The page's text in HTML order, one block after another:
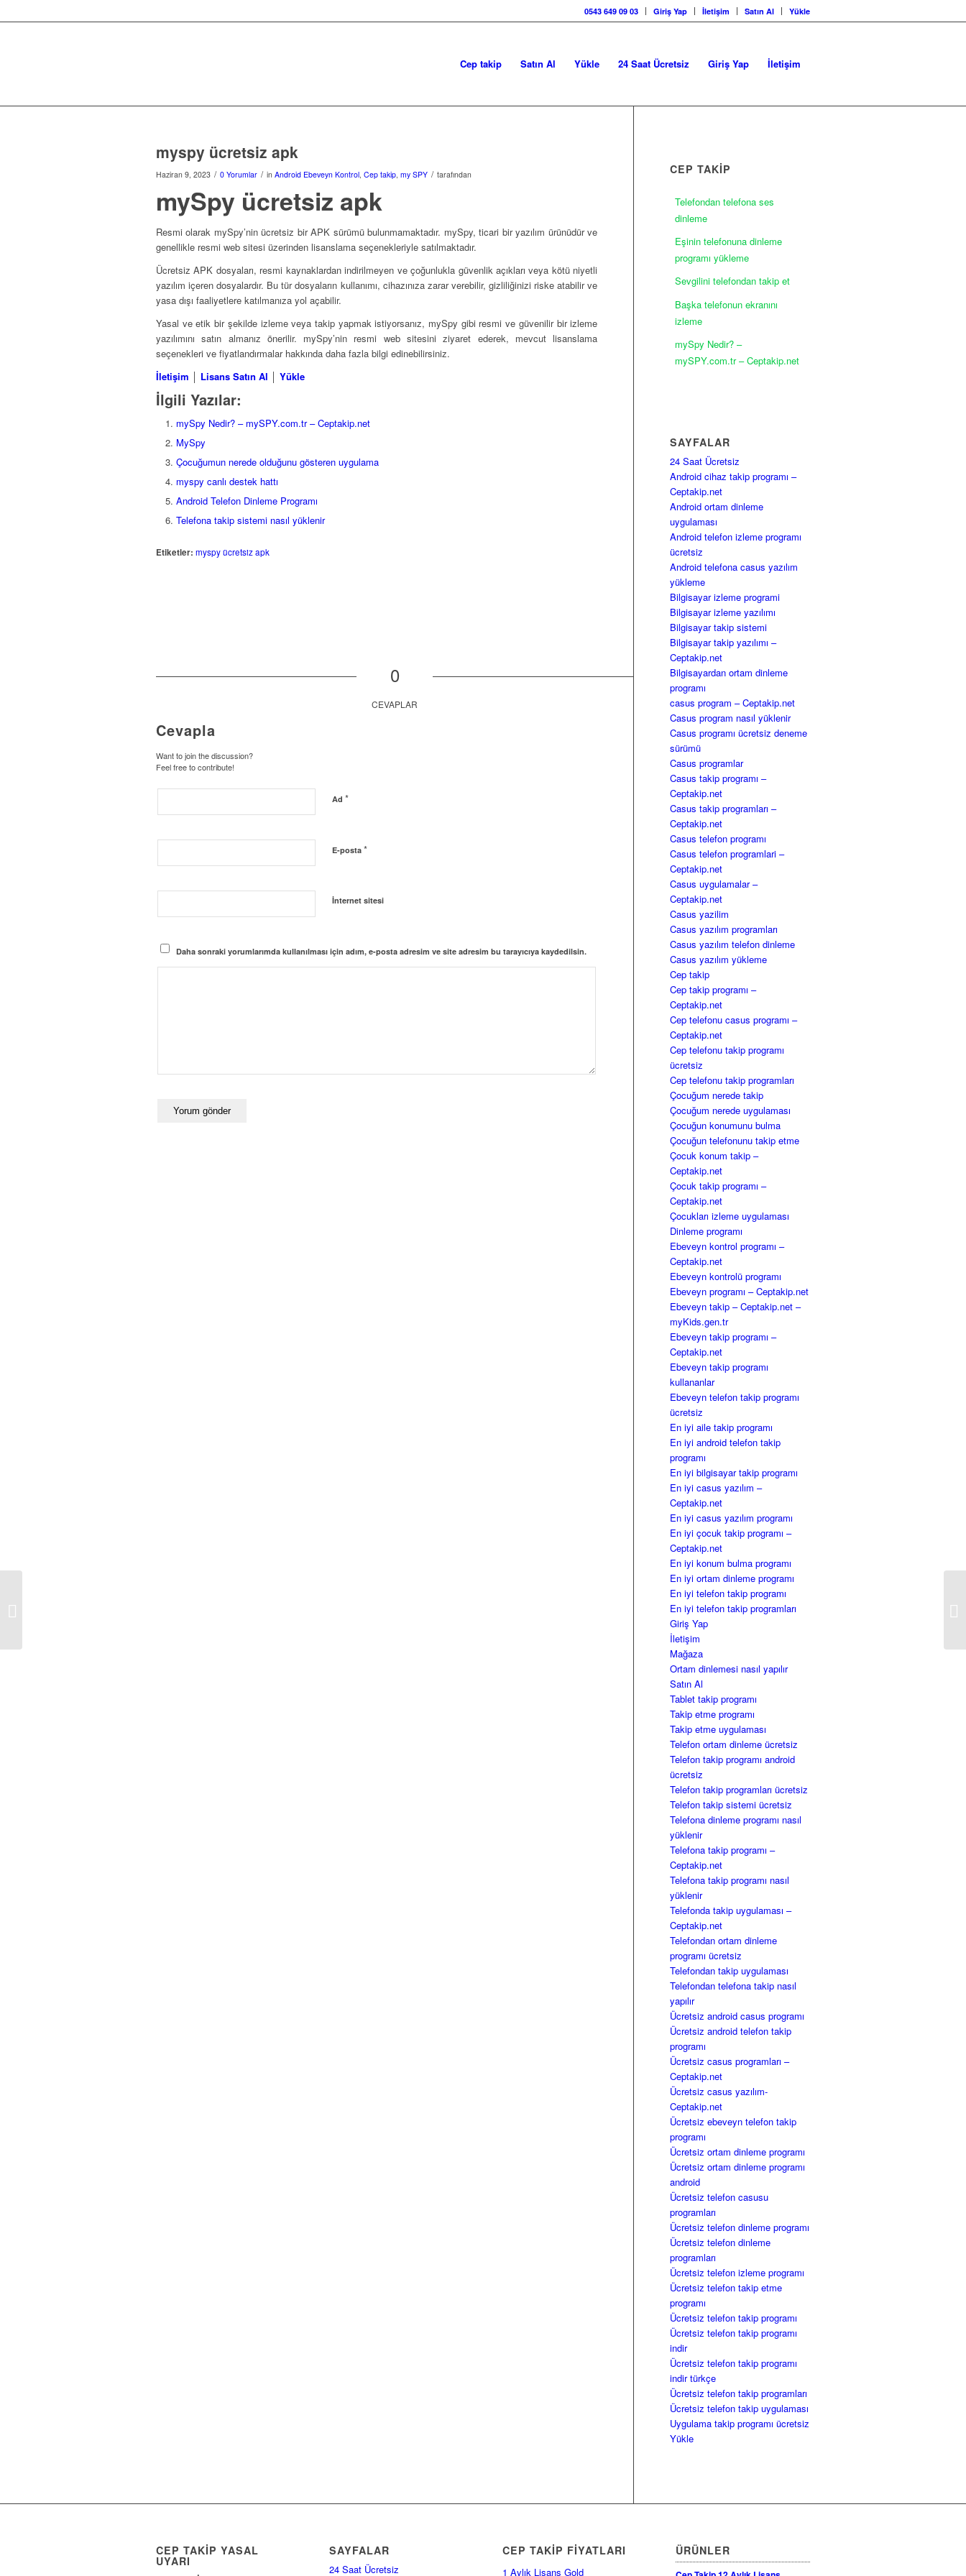
0543 649 09 03 Giriş Yap İletişim Satın Al Yükle
Cep takip Satın Al Yükle 24 Saat Ücretsiz Giriş Yap İletişim
myspy ücretsiz apk
Haziran 9, 2023 / 0 Yorumlar / in Android Ebeveyn Kontrol, Cep takip, my SPY / tarafından
mySpy ücretsiz apk
Resmi olarak mySpy’nin ücretsiz bir APK sürümü bulunmamaktadır. mySpy, ticari bir yazılım ürünüdür ve
genellikle resmi web sitesi üzerinden lisanslama seçenekleriyle satılmaktadır.
Ücretsiz APK dosyaları, resmi kaynaklardan indirilmeyen ve çoğunlukla güvenlik açıkları veya kötü niyetli
yazılım içeren dosyalardır. Bu tür dosyaların kullanımı, cihazınıza zarar verebilir, gizliliğinizi riske atabilir ve
yasa dışı faaliyetlere katılmanıza yol açabilir.
Yasal ve etik bir şekilde izleme veya takip yapmak istiyorsanız, mySpy gibi resmi ve güvenilir bir izleme
yazılımını satın almanız önerilir. mySpy’nin resmi web sitesini ziyaret ederek, mevcut lisanslama
seçenekleri ve fiyatlandırmalar hakkında daha fazla bilgi edinebilirsiniz.
İletişim │ Lisans Satın Al │ Yükle
İlgili Yazılar:
mySpy Nedir? – mySPY.com.tr – Ceptakip.net
MySpy
Çocuğumun nerede olduğunu gösteren uygulama
myspy canlı destek hattı
Android Telefon Dinleme Programı
Telefona takip sistemi nasıl yüklenir
Etiketler: myspy ücretsiz apk
0
CEVAPLAR
Cevapla
Want to join the discussion?
Feel free to contribute!
Ad *
E-posta *
İnternet sitesi
Daha sonraki yorumlarımda kullanılması için adım, e-posta adresim ve site adresim bu tarayıcıya kaydedilsin.
CEP TAKİP
Telefondan telefona ses
dinleme
Eşinin telefonuna dinleme
programı yükleme
Sevgilini telefondan takip et
Başka telefonun ekranını
izleme
mySpy Nedir? –
mySPY.com.tr – Ceptakip.net
SAYFALAR
24 Saat Ücretsiz
Android cihaz takip programı –
Ceptakip.net
Android ortam dinleme
uygulaması
Android telefon izleme programı
ücretsiz
Android telefona casus yazılım
yükleme
Bilgisayar izleme programi
Bilgisayar izleme yazılımı
Bilgisayar takip sistemi
Bilgisayar takip yazılımı –
Ceptakip.net
Bilgisayardan ortam dinleme
programı
casus program – Ceptakip.net
Casus program nasıl yüklenir
Casus programı ücretsiz deneme
sürümü
Casus programlar
Casus takip programı –
Ceptakip.net
Casus takip programları –
Ceptakip.net
Casus telefon programı
Casus telefon programlari –
Ceptakip.net
Casus uygulamalar –
Ceptakip.net
Casus yazilim
Casus yazılım programları
Casus yazılım telefon dinleme
Casus yazılım yükleme
Cep takip
Cep takip programı –
Ceptakip.net
Cep telefonu casus programı –
Ceptakip.net
Cep telefonu takip programı
ücretsiz
Cep telefonu takip programları
Çocuğum nerede takip
Çocuğum nerede uygulaması
Çocuğun konumunu bulma
Çocuğun telefonunu takip etme
Çocuk konum takip –
Ceptakip.net
Çocuk takip programı –
Ceptakip.net
Çocukları izleme uygulaması
Dinleme programı
Ebeveyn kontrol programı –
Ceptakip.net
Ebeveyn kontrolü programı
Ebeveyn programı – Ceptakip.net
Ebeveyn takip – Ceptakip.net –
myKids.gen.tr
Ebeveyn takip programı –
Ceptakip.net
Ebeveyn takip programı
kullananlar
Ebeveyn telefon takip programı
ücretsiz
En iyi aile takip programı
En iyi android telefon takip
programı
En iyi bilgisayar takip programı
En iyi casus yazılım –
Ceptakip.net
En iyi casus yazılım programı
En iyi çocuk takip programı –
Ceptakip.net
En iyi konum bulma programı
En iyi ortam dinleme programı
En iyi telefon takip programı
En iyi telefon takip programları
Giriş Yap
İletişim
Mağaza
Ortam dinlemesi nasıl yapılır
Satın Al
Tablet takip programı
Takip etme programı
Takip etme uygulaması
Telefon ortam dinleme ücretsiz
Telefon takip programı android
ücretsiz
Telefon takip programları ücretsiz
Telefon takip sistemi ücretsiz
Telefona dinleme programı nasıl
yüklenir
Telefona takip programı –
Ceptakip.net
Telefona takip programı nasıl
yüklenir
Telefonda takip uygulaması –
Ceptakip.net
Telefondan ortam dinleme
programı ücretsiz
Telefondan takip uygulaması
Telefondan telefona takip nasıl
yapılır
Ücretsiz android casus programı
Ücretsiz android telefon takip
programı
Ücretsiz casus programları –
Ceptakip.net
Ücretsiz casus yazılım-
Ceptakip.net
Ücretsiz ebeveyn telefon takip
programı
Ücretsiz ortam dinleme programı
Ücretsiz ortam dinleme programı
android
Ücretsiz telefon casusu
programları
Ücretsiz telefon dinleme programı
Ücretsiz telefon dinleme
programları
Ücretsiz telefon izleme programı
Ücretsiz telefon takip etme
programı
Ücretsiz telefon takip programı
Ücretsiz telefon takip programı
indir
Ücretsiz telefon takip programı
indir türkçe
Ücretsiz telefon takip programları
Ücretsiz telefon takip uygulaması
Uygulama takip programı ücretsiz
Yükle
CEP TAKİP YASAL
UYARI
SAYFALAR
24 Saat Ücretsiz
CEP TAKİP FİYATLARI
1 Aylık Lisans Gold
ÜRÜNLER